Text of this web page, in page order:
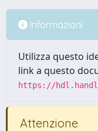
Informazioni
Utilizza questo
link a questo
https://
Attenzione